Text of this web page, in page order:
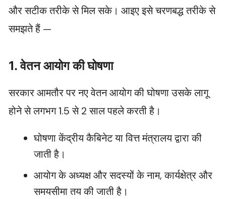
और सटीक तरीके से मिल सके। आइए इसे चरणबद्ध तरीके से
समझते हैं —
1. वेतन आयोग की घोषणा
सरकार आमतौर पर नए वेतन आयोग की घोषणा उसके लागू
होने से लगभग 1.5 से 2 साल पहले करती है।
घोषणा केंद्रीय कैबिनेट या वित्त मंत्रालय द्वारा की
जाती है।
आयोग के अध्यक्ष और सदस्यों के नाम, कार्यक्षेत्र और
समयसीमा तय की जाती है।